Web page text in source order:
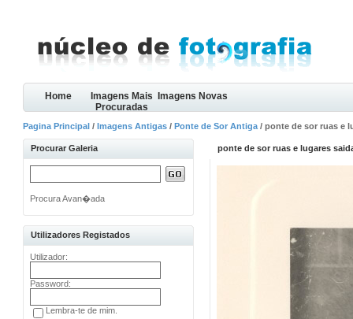
Home
Imagens Mais
Procuradas
Imagens Novas
Pagina Principal /Imagens Antigas /Ponte de Sor Antiga / ponte de sor ruas e
Procurar Galeria
Procura Avan�ada
Utilizadores Registados
Utilizador:
Password:
Lembra-te de mim.
ponte de sor ruas e lugares